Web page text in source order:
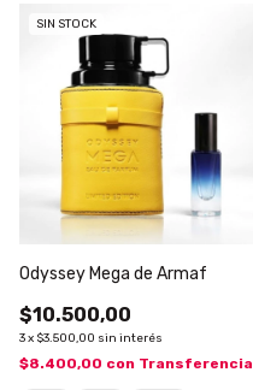
SIN STOCK
Odyssey Mega de Armaf
$10.500,00
3x $3.500,00 sin interés
$8.400,00 con Transferencia